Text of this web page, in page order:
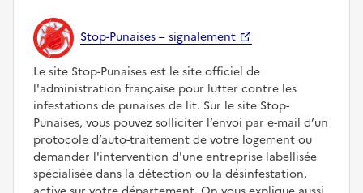
Stop-Punaises – signalement
Le site Stop-Punaises est le site officiel de
l'administration française pour lutter contre les
infestations de punaises de lit. Sur le site Stop-
Punaises, vous pouvez solliciter l’envoi par e-mail d’un
protocole d’auto-traitement de votre logement ou
demander l'intervention d'une entreprise labellisée
spécialisée dans la détection ou la désinfestation,